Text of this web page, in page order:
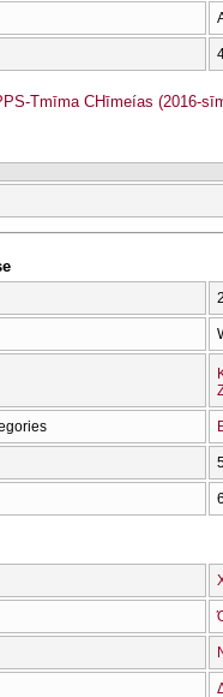
Tmīma CΗīmeías (2016-